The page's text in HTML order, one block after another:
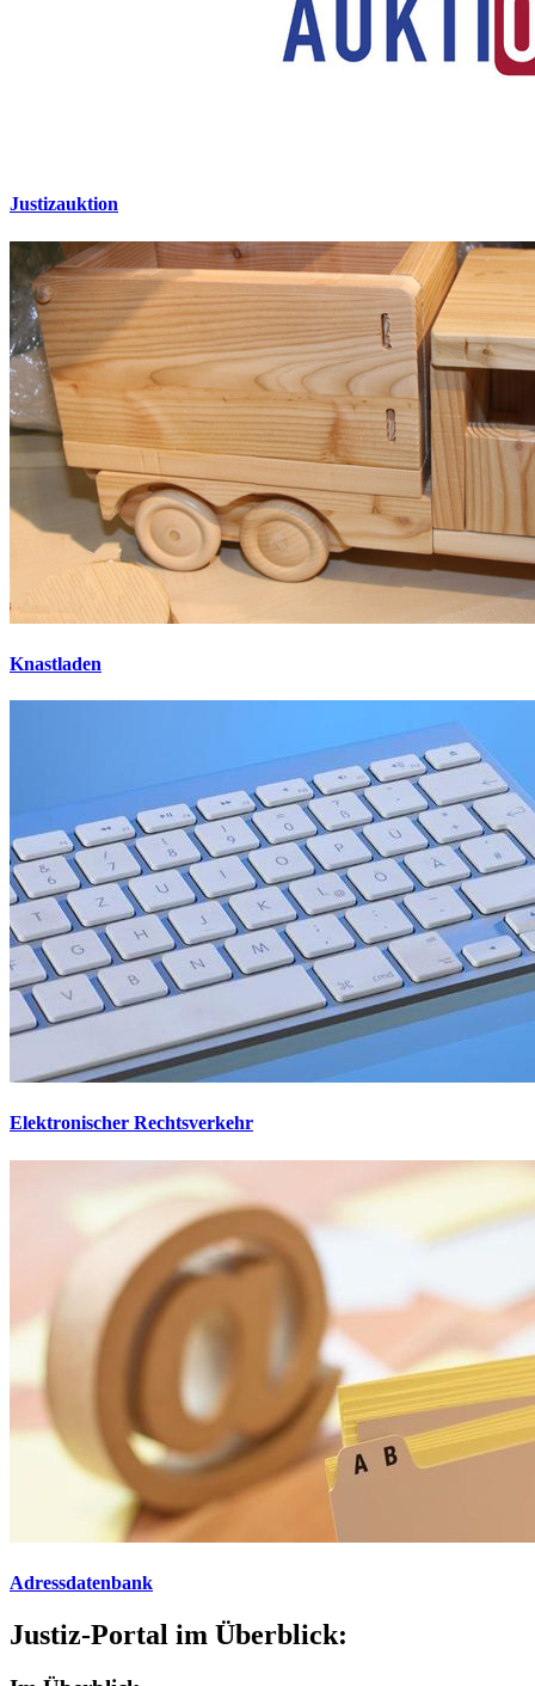
Justizauktion
Knastladen
Elektronischer Rechtsverkehr
Adressdatenbank
Justiz-Portal im Überblick: